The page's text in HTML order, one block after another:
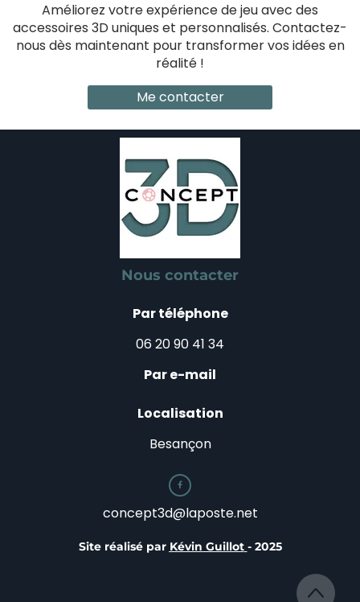
Améliorez votre expérience de jeu avec des
accessoires 3D uniques et personnalisés. Contactez-
nous dès maintenant pour transformer vos idées en
réalité !
Me contacter
Nous contacter
Par téléphone
06 20 90 41 34
Par e-mail
Localisation
Besançon

concept3d@laposte.net
Site réalisé par Kévin Guillot - 2025